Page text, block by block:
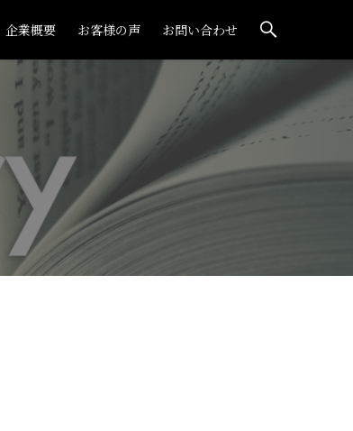
企業概要 お客様の声 お問い合わせ